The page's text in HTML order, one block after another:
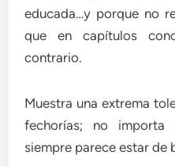
educada…y porque no
que en capítulos
contrario.
Muestra una extrema
fechorías; no importa
siempre parece estar de